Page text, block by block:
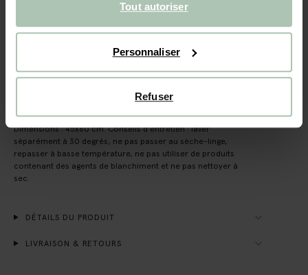
Tout autoriser
Personnaliser
Refuser
Délai de rétractation de 14 jours
(18)
DESCRIPTION
Coussin jacquard rouge avec un liseré contrastant et un
motif à carreaux. Composition : 60% coton, 40% polyester.
Dimensions : 45x60 cm. Conseils d'entretien : laver
séparément à 30 degrés, ne pas passer au sèche-linge,
repasser à basse température, ne pas utiliser de produits
contenant des agents de blanchiment et ne pas nettoyer à
sec.
DÉTAILS DU PRODUIT
LIVRAISON & RETOURS